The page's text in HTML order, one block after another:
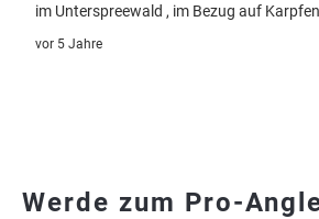
im Unterspreewald , im Bezug auf
vor 5 Jahre
Werde zum Pro-